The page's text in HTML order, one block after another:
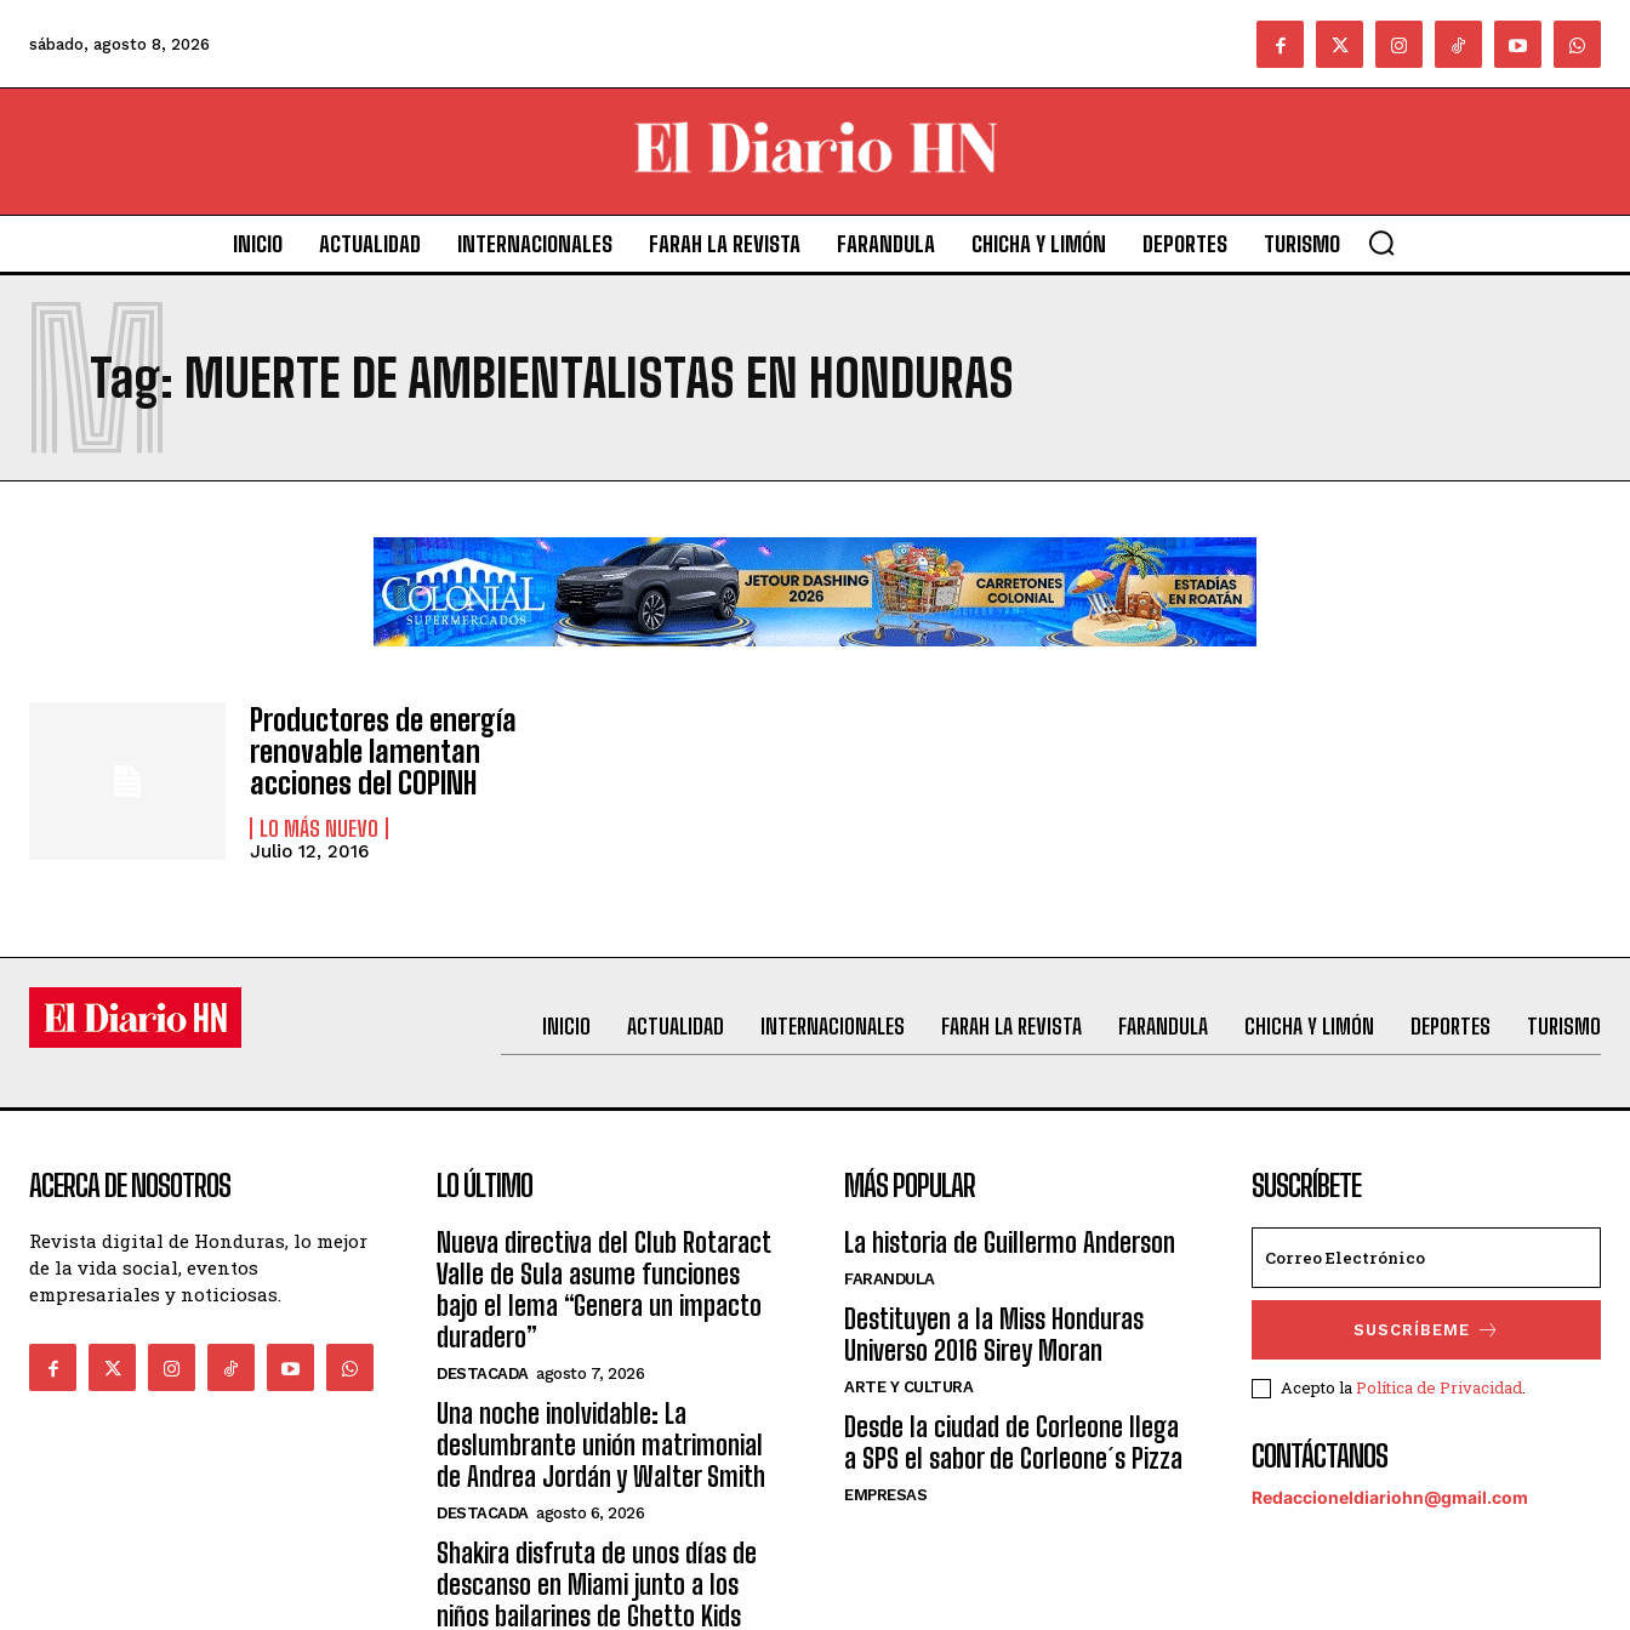
sábado, agosto 8, 2026
INICIO ACTUALIDAD INTERNACIONALES FARAH LA REVISTA FARANDULA CHICHA Y LIMÓN DEPORTES TURISMO
Tag: MUERTE DE AMBIENTALISTAS EN HONDURAS
M
Productores de energía
renovable lamentan
acciones del COPINH
LO MÁS NUEVO
Julio 12, 2016
INICIO ACTUALIDAD INTERNACIONALES FARAH LA REVISTA FARANDULA CHICHA Y LIMÓN DEPORTES TURISMO
ACERCA DE NOSOTROS
Revista digital de Honduras, lo mejor
de la vida social, eventos
empresariales y noticiosas.
LO ÚLTIMO
Nueva directiva del Club Rotaract
Valle de Sula asume funciones
bajo el lema “Genera un impacto
duradero”
DESTACADA agosto 7, 2026
Una noche inolvidable: La
deslumbrante unión matrimonial
de Andrea Jordán y Walter Smith
DESTACADA agosto 6, 2026
Shakira disfruta de unos días de
descanso en Miami junto a los
niños bailarines de Ghetto Kids
MÁS POPULAR
La historia de Guillermo Anderson
FARANDULA
Destituyen a la Miss Honduras
Universo 2016 Sirey Moran
ARTE Y CULTURA
Desde la ciudad de Corleone llega
a SPS el sabor de Corleone´s Pizza
EMPRESAS
SUSCRÍBETE
SUSCRÍBEME
Acepto laPolítica de Privacidad.
CONTÁCTANOS
Redaccioneldiariohn@gmail.com